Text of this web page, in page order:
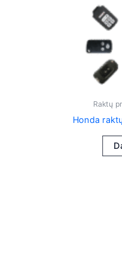
Raktų
Honda